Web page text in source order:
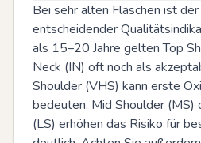
Bei sehr alten Flaschen ist
entscheidender
als 15–20 Jahre gelten Top
Neck (IN) oft noch als
Shoulder (VHS) kann erste
bedeuten. Mid Shoulder (MS)
(LS) erhöhen das Risiko für